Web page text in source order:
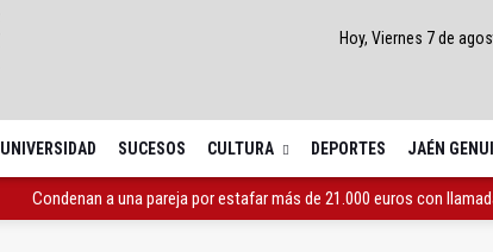
Hoy, Viernes 7 de
UNIVERSIDAD SUCESOS CULTURA DEPORTES JAÉN
El Castillo de Santa Catalina acoge una noche de yoga y bienestar